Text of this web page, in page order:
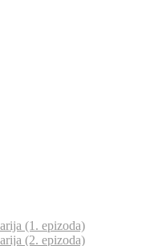
(1. epizoda)
(2. epizoda)